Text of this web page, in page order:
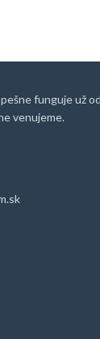
funguje už
venujeme.